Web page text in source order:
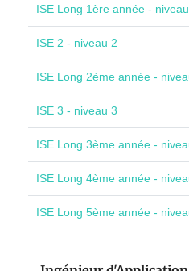
ISE Long 1ère année -
ISE 2 - niveau 2
ISE Long 2ème année -
ISE 3 - niveau 3
ISE Long 3ème année -
ISE Long 4ème année -
ISE Long 5ème année -